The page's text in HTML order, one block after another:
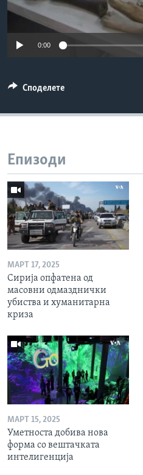
ИНТЕРВЈУА
Јазици
0:00
Споделете
Епизоди
МАРТ 17, 2025
Сирија опфатена од
масовни одмазднички
убиства и хуманитарна
криза
МАРТ 15, 2025
Уметноста добива нова
форма со вештачката
интелигенција